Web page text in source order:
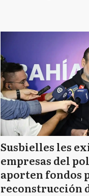
Susbielles les
empresas del
aporten fondos
reconstrucción